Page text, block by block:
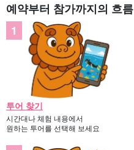
예약부터 참가까지의 흐름
투어 찾기
시간대나 체험 내용에서
원하는 투어를 선택해 보세요